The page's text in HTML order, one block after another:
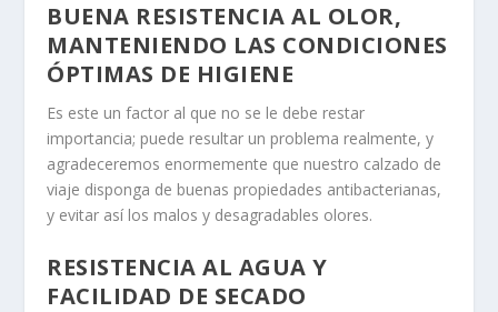
BUENA RESISTENCIA AL OLOR,
MANTENIENDO LAS CONDICIONES
ÓPTIMAS DE HIGIENE
Es este un factor al que no se le debe restar
importancia; puede resultar un problema realmente, y
agradeceremos enormemente que nuestro calzado de
viaje disponga de buenas propiedades antibacterianas,
y evitar así los malos y desagradables olores.
RESISTENCIA AL AGUA Y
FACILIDAD DE SECADO